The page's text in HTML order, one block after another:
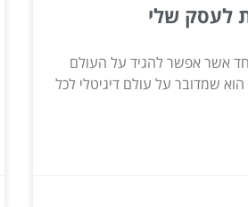
לעסק שלי
אשר אפשר להגיד על העולם
הוא שמדובר על עולם דיגיטלי לכל